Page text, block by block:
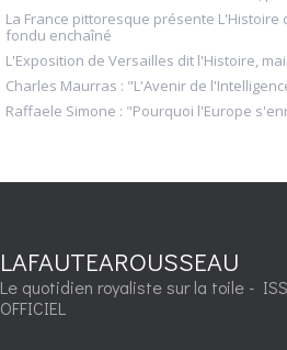
La France pittoresque présente L'Histoire
fondu enchaîné
L'Exposition de Versailles dit l'Histoire,
Charles Maurras : "L'Avenir de
Raffaele Simone : "Pourquoi l'Europe
LAFAUTEAROUSSEAU
Le quotidien royaliste sur la toile -
OFFICIEL